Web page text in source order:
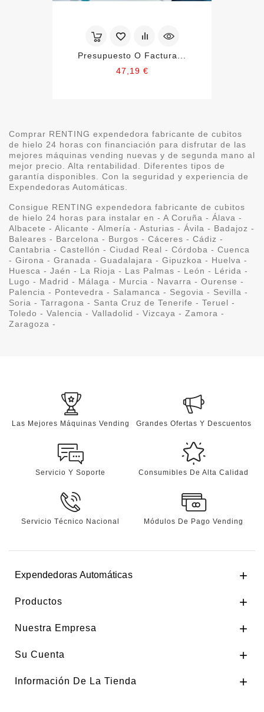
Presupuesto O Factura...
47,19 €Precio
Comprar RENTING expendedora fabricante de cubitos
de hielo 24 horas con financiación para disfrutar de las
mejores máquinas vending nuevas y de segunda mano al
mejor precio. Alta rentabilidad. Diferentes tipos de
garantía disponibles. Con la seguridad y experiencia de
Expendedoras Automáticas.
Consigue RENTING expendedora fabricante de cubitos
de hielo 24 horas para instalar en - A Coruña - Álava -
Albacete - Alicante - Almería - Asturias - Ávila - Badajoz -
Baleares - Barcelona - Burgos - Cáceres - Cádiz -
Cantabria - Castellón - Ciudad Real - Córdoba - Cuenca
- Girona - Granada - Guadalajara - Gipuzkoa - Huelva -
Huesca - Jaén - La Rioja - Las Palmas - León - Lérida -
Lugo - Madrid - Málaga - Murcia - Navarra - Ourense -
Palencia - Pontevedra - Salamanca - Segovia - Sevilla -
Soria - Tarragona - Santa Cruz de Tenerife - Teruel -
Toledo - Valencia - Valladolid - Vizcaya - Zamora -
Zaragoza -
Las Mejores Máquinas Vending Grandes Ofertas Y Descuentos
Servicio Y Soporte Consumibles De Alta Calidad
Servicio Técnico Nacional Módulos De Pago Vending
Expendedoras Automáticas 
Productos 
Nuestra Empresa 
Su Cuenta 
Información De La Tienda 